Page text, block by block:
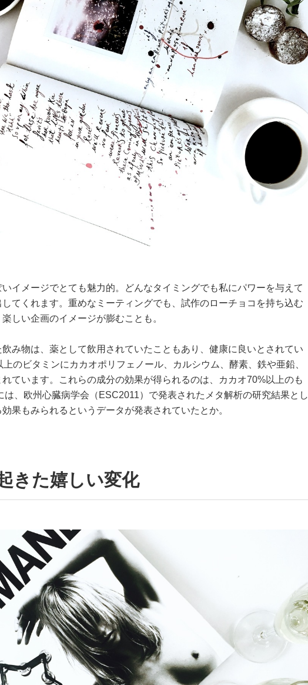
イメージでとても魅力的。どんなタイミングでも私にパワーを与えて
てくれます。重めなミーティングでも、試作のローチョコを持ち込む
しい企画のイメージが膨むことも。
み物は、薬として飲用されていたこともあり、健康に良いとされてい
のビタミンにカカオポリフェノール、カルシウム、酵素、鉄や亜鉛、
ています。これらの成分の効果が得られるのは、カカオ70%以上のも
、欧州心臓病学会（ESC2011）で発表されたメタ解析の研究結果とし
果もみられるというデータが発表されていたとか。
きた嬉しい変化